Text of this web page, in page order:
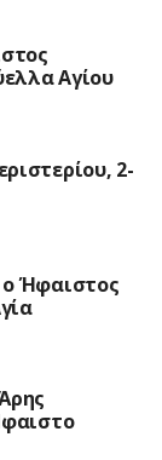
Αγίου
2-
Ήφαιστος